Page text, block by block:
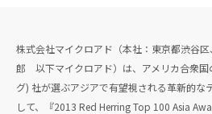
株式会社マイクロアド（本社：東京都渋谷
郎 以下マイクロアド）は、アメリカ合衆国
グ) 社が選ぶアジアで有望視される革新的な
して、『2013 Red Herring Top 100 Asia